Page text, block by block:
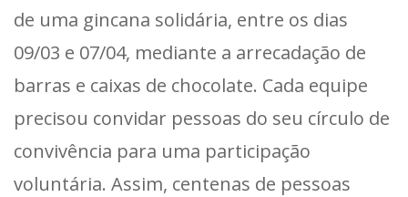
de uma gincana solidária, entre os dias
09/03 e 07/04, mediante a arrecadação de
barras e caixas de chocolate. Cada equipe
precisou convidar pessoas do seu círculo de
convivência para uma participação
voluntária. Assim, centenas de pessoas